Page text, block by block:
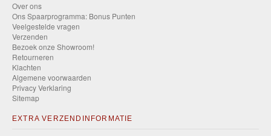
Over ons
Ons Spaarprogramma: Bonus Punten
Veelgestelde vragen
Verzenden
Bezoek onze Showroom!
Retourneren
Klachten
Algemene voorwaarden
Privacy Verklaring
Sitemap
EXTRA VERZENDINFORMATIE